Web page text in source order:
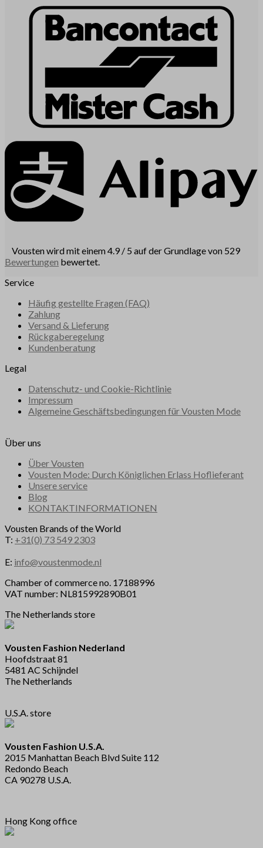
Vousten wird mit einem 4.9 / 5 auf der Grundlage von 529
Bewertungen bewertet.
Service
Häufig gestellte Fragen (FAQ)
Zahlung
Versand & Lieferung
Rückgaberegelung
Kundenberatung
Legal
Datenschutz- und Cookie-Richtlinie
Impressum
Algemeine Geschäftsbedingungen für Vousten Mode
Über uns
Über Vousten
Vousten Mode: Durch Königlichen Erlass Hoflieferant
Unsere service
Blog
KONTAKTINFORMATIONEN
Vousten Brands of the World
T: +31(0) 73 549 2303
E: info@voustenmode.nl
Chamber of commerce no. 17188996
VAT number: NL815992890B01
The Netherlands store
Vousten Fashion Nederland
Hoofdstraat 81
5481 AC Schijndel
The Netherlands
U.S.A. store
Vousten Fashion U.S.A.
2015 Manhattan Beach Blvd Suite 112
Redondo Beach
CA 90278 U.S.A.
Hong Kong office